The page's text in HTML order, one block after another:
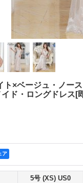
ト×ベージュ・ノー
ド・ロングドレス[
ア
5号 (XS) US0